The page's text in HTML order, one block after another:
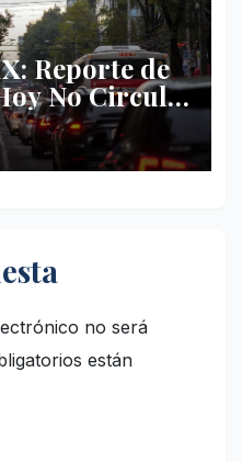
Reporte de
No Circula
no será
están